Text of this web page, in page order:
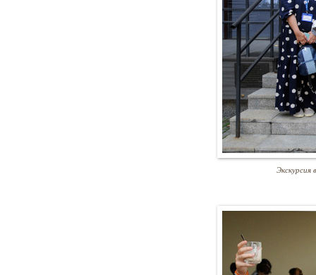
Экскурсия